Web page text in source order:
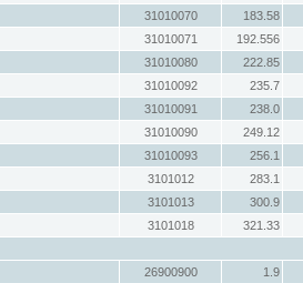
31010070
183.58
31010071
192.556
31010080
222.85
31010092
235.7
31010091
238.0
31010090
249.12
31010093
256.1
3101012
283.1
3101013
300.9
3101018
321.33
26900900
1.9